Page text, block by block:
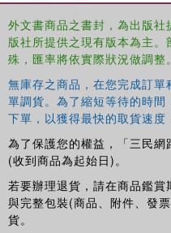
外文書商品之書封，為出版
版社所提供之現有版本為主
殊，匯率將依實際狀況做調整。
無庫存之商品，在您完成訂
單調貨。為了縮短等待的時
下單，以獲得最快的取貨速度
為了保護您的權益，「三民網
(收到商品為起始日)。
若要辦理退貨，請在商品鑑
與完整包裝(商品、附件、發
貨。